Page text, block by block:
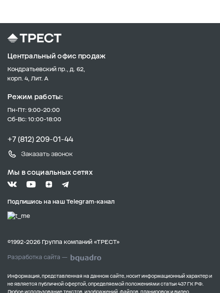
Центральный офис продаж
Кондратьевский пр., д. 62,
корп. 4, Лит. А
Режим работы:
Пн-Пт: 9:00-20:00
Сб-Вс: 10:00-18:00
+7 (812) 209-01-44
Заказать звонок
Мы в социальных сетях
Подпишись на наш Telegram-канал
©1992-2026 Группа компаний «ТРЕСТ»
Разработка сайта —
Информация, представленная на данном сайте, носит информационный характер и
не является публичной офертой, определяемой положениями статьи 437 ГК РФ.